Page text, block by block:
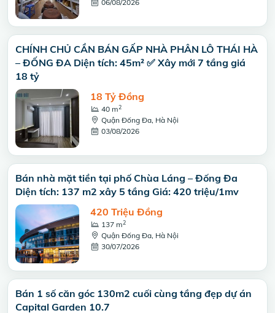
06/08/2026
CHÍNH CHỦ CẦN BÁN GẤP NHÀ PHÂN LÔ THÁI HÀ
– ĐỐNG ĐA Diện tích: 45m² ✅ Xây mới 7 tầng giá
18 tỷ
18 Tỷ Đồng
40 m2
Quận Đống Đa, Hà Nội
03/08/2026
Bán nhà mặt tiền tại phố Chùa Láng – Đống Đa
Diện tích: 137 m2 xây 5 tầng Giá: 420 triệu/1mv
420 Triệu Đồng
137 m2
Quận Đống Đa, Hà Nội
30/07/2026
Bán 1 số căn góc 130m2 cuối cùng tầng đẹp dự án
Capital Garden 10.7